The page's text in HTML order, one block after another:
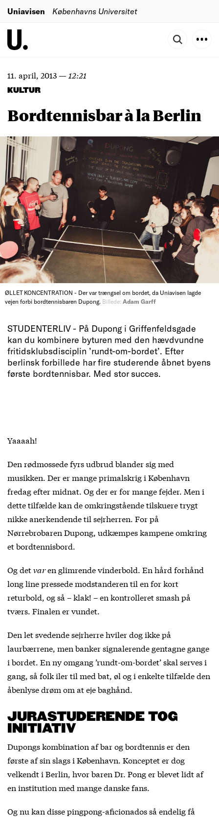
Uniavisen Københavns Universitet
11. april, 2013— 12:21
KULTUR
Bordtennisbar à la Berlin
ØLLET KONCENTRATION - Der var trængsel om bordet, da Uniavisen lagde
vejen forbi bordtennisbaren Dupong. Billede: Adam Garff
STUDENTERLIV - På Dupong i Griffenfeldsgade
kan du kombinere byturen med den hævdvundne
fritidsklubsdisciplin ’rundt-om-bordet’. Efter
berlinsk forbillede har fire studerende åbnet byens
første bordtennisbar. Med stor succes.
Yaaaah!
Den rødmossede fyrs udbrud blander sig med
musikken. Der er mange primalskrig i København
fredag efter midnat. Og der er for mange fejder. Men i
dette tilfælde kan de omkringstående tilskuere trygt
nikke anerkendende til sejrherren. For på
Nørrebrobaren Dupong, udkæmpes kampene omkring
et bordtennisbord.
Og detvaren glimrende vinderbold. En hård forhånd
long line pressede modstanderen til en for kort
returbold, og så – klak! – en kontrolleret smash på
tværs. Finalen er vundet.
Den let svedende sejrherre hviler dog ikke på
laurbærrene, men banker signalerende gentagne gange
i bordet. En ny omgang ’rundt-om-bordet’ skal serves i
gang, så folk iler til med bat, øl og i enkelte tilfælde den
åbenlyse drøm om at eje baghånd.
JURASTUDERENDE TOG
INITIATIV
Dupongs kombination af bar og bordtennis er den
første af sin slags i København. Konceptet er dog
velkendt i Berlin, hvor baren Dr. Pong er blevet lidt af
en institution med mange danske fans.
Og nu kan disse pingpong-aficionados så endelig få